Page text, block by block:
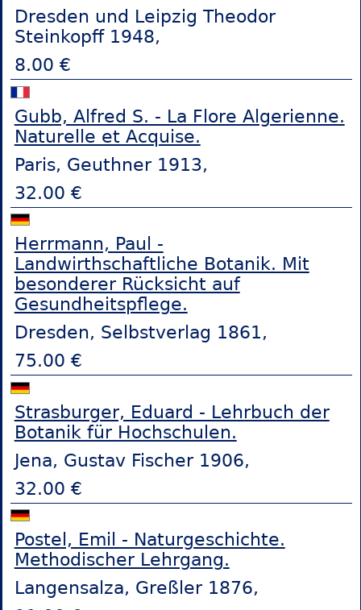
Dresden und Leipzig Theodor
Steinkopff 1948,
8.00 €
Gubb, Alfred S. - La Flore Algerienne.
Naturelle et Acquise.
Paris, Geuthner 1913,
32.00 €
Herrmann, Paul -
Landwirthschaftliche Botanik. Mit
besonderer Rücksicht auf
Gesundheitspflege.
Dresden, Selbstverlag 1861,
75.00 €
Strasburger, Eduard - Lehrbuch der
Botanik für Hochschulen.
Jena, Gustav Fischer 1906,
32.00 €
Postel, Emil - Naturgeschichte.
Methodischer Lehrgang.
Langensalza, Greßler 1876,